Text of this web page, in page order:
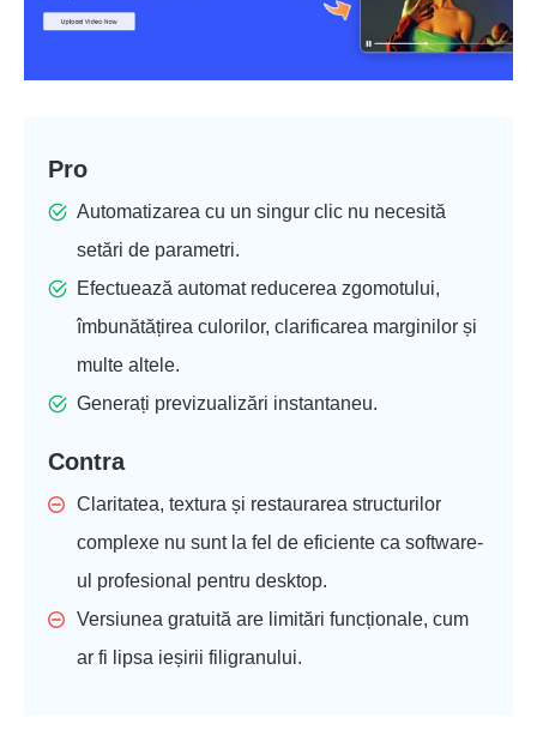
Pro
Automatizarea cu un singur clic nu necesită
setări de parametri.
Efectuează automat reducerea zgomotului,
îmbunătățirea culorilor, clarificarea marginilor și
multe altele.
Generați previzualizări instantaneu.
Contra
Claritatea, textura și restaurarea structurilor
complexe nu sunt la fel de eficiente ca software-
ul profesional pentru desktop.
Versiunea gratuită are limitări funcționale, cum
ar fi lipsa ieșirii filigranului.